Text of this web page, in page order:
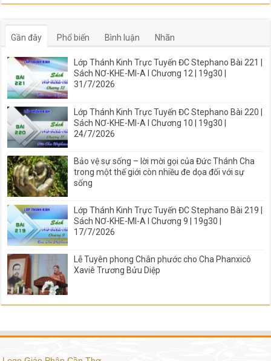
Gần đây Phổ biến Bình luận Nhãn
Lớp Thánh Kinh Trực Tuyến ĐC Stephano Bài 221 |
Sách NƠ-KHE-MI-A I Chương 12 | 19g30 |
31/7/2026
Lớp Thánh Kinh Trực Tuyến ĐC Stephano Bài 220 |
Sách NƠ-KHE-MI-A I Chương 10 | 19g30 |
24/7/2026
Bảo vệ sự sống – lời mời gọi của Đức Thánh Cha
trong một thế giới còn nhiều đe dọa đối với sự
sống
Lớp Thánh Kinh Trực Tuyến ĐC Stephano Bài 219 |
Sách NƠ-KHE-MI-A I Chương 9 | 19g30 |
17/7/2026
Lễ Tuyên phong Chân phước cho Cha Phanxicô
Xaviê Trương Bửu Diệp